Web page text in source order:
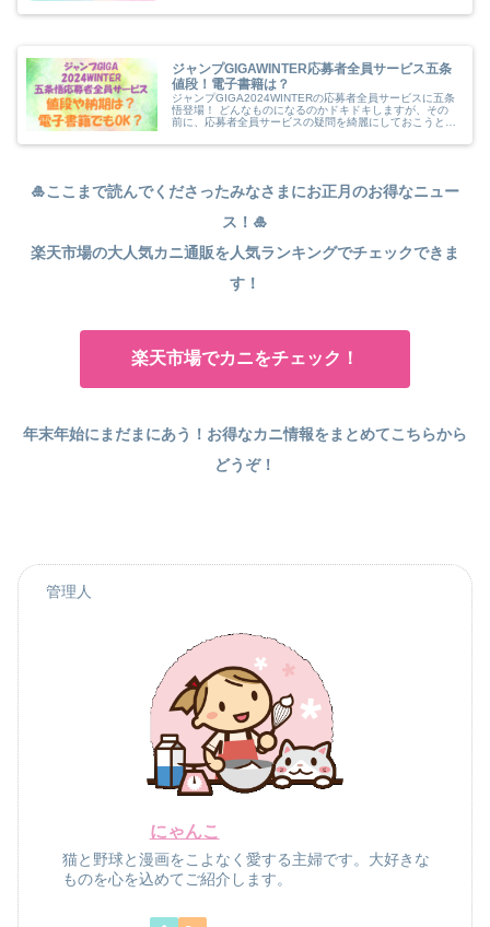
せないです。 あれ、...
ジャンプGIGAWINTER応募者全員サービス五条
値段！電子書籍は？
ジャンプGIGA2024WINTERの応募者全員サービスに五条
悟登場！ どんなものになるのかドキドキしますが、その
前に、応募者全員サービスの疑問を綺麗にしておこうと思
るの？ ★いつ手元に届...
🎍ここまで読んでくださったみなさまにお正月のお得なニュー
ス！🎍
楽天市場の大人気カニ通販を人気ランキングでチェックできま
す！
楽天市場でカニをチェック！
年末年始にまだまにあう！お得なカニ情報をまとめてこちらから
どうぞ！
管理人
にゃんこ
猫と野球と漫画をこよなく愛する主婦です。大好きな
ものを心を込めてご紹介します。